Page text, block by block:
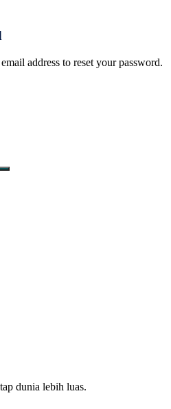
address to reset your password.
dunia lebih luas.